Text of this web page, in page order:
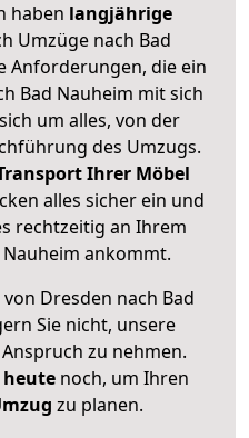
haben langjährige
Umzüge nach Bad
Anforderungen, die ein
Bad Nauheim mit sich
um alles, von der
des Umzugs.
Ihrer Möbel
alles sicher ein und
rechtzeitig an Ihrem
ankommt.
Dresden nach Bad
Sie nicht, unsere
zu nehmen.
noch, um Ihren
zu planen.